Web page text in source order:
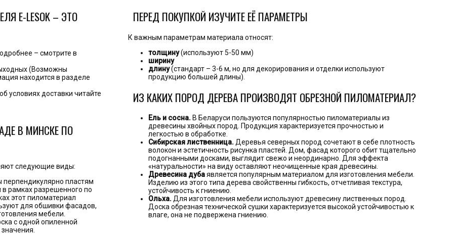
E-LESOK – ЭТО
– смотрите в
(Возможны
находится в разделе
условиях доставки читайте
В МИНСКЕ ПО
следующие виды:
перпендикулярно пластям
рамках разрешенного по
этот пиломатериал
для обшивки фасадов,
мебели.
с одной опиленной
ПЕРЕД ПОКУПКОЙ ИЗУЧИТЕ ЕЁ ПАРАМЕТРЫ
К важным параметрам материала относят:
толщину(используют 5-50 мм)
ширину
длину(стандарт – 3-6 м, но для декорирования и отделки используют
продукцию большей длины).
ИЗ КАКИХ ПОРОД ДЕРЕВА ПРОИЗВОДЯТ ОБРЕЗНОЙ ПИЛОМАТЕРИАЛ?
Ель и сосна. В Беларуси пользуются популярностью пиломатериалы из
древесины хвойных пород. Продукция характеризуется прочностью и
легкостью в обработке.
Сибирская лиственница. Деревья северных пород сочетают в себе плотность
волокон и эстетичность рисунка пластей. Дом, фасад которого обит тщательно
подогнанными досками, выглядит свежо и неординарно. Для эффекта
«натуральности» на виду оставляют неочищенные края древесины.
Древесина дубаявляется популярным материалом для изготовления мебели.
Изделию из этого типа дерева свойственны гибкость, отчетливая текстура,
устойчивость к гниению.
Ольха. Для изготовления мебели используют древесину лиственных пород.
Доска обрезная технической сушки характеризуется высокой устойчивостью к
влаге, она не подвержена гниению.